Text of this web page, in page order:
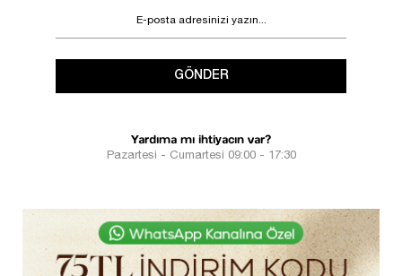
GÖNDER
Yardıma mı ihtiyacın var?
Pazartesi - Cumartesi 09:00 - 17:30